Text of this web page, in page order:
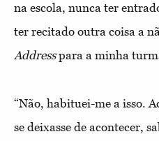
na escola, nunca ter
ter recitado outra coisa a
Addresspara a minha
“Não, habituei-me a isso.
se deixasse de acontecer,